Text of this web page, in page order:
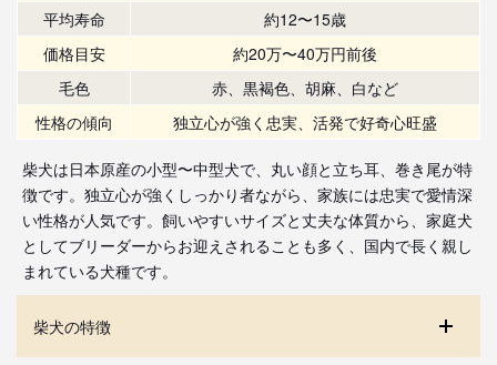
平均寿命
約12〜15歳
価格目安
約20万〜40万円前後
毛色
赤、黒褐色、胡麻、白など
性格の傾向
独立心が強く忠実、活発で好奇心旺盛
柴犬は日本原産の小型〜中型犬で、丸い顔と立ち耳、巻き尾が特
徴です。独立心が強くしっかり者ながら、家族には忠実で愛情深
い性格が人気です。飼いやすいサイズと丈夫な体質から、家庭犬
としてブリーダーからお迎えされることも多く、国内で長く親し
まれている犬種です。
柴犬の特徴